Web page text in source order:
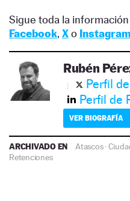
Sigue toda la información
Facebook, Xo Instagram
Rubén
Perfil
Perfil de
VER BIOGRAFÍA
ARCHIVADO EN Atascos·
Retenciones